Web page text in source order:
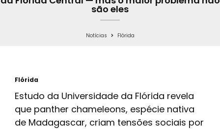
r
r
a
m
n
são eles
Notícias Flórida
Flórida
Estudo da Universidade da Flórida revela
que panther chameleons, espécie nativa
de Madagascar, criam tensões sociais por